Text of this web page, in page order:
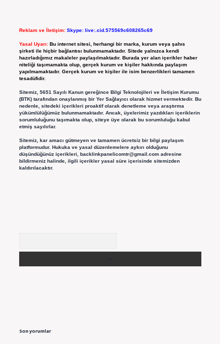
Reklam ve İletişim: Skype: live:.cid.575569c608265c69
Yasal Uyarı: Bu internet sitesi, herhangi bir marka, kurum veya şahıs
şirketi ile hiçbir bağlantısı bulunmamaktadır. Sitede yalnızca kendi
hazırladığımız makaleler paylaşılmaktadır. Burada yer alan içerikler haber
niteliği taşımamakta olup, gerçek kurum ve kişiler hakkında paylaşım
yapılmamaktadır. Gerçek kurum ve kişiler ile isim benzerlikleri tamamen
tesadüfidir.
Sitemiz, 5651 Sayılı Kanun gereğince Bilgi Teknolojileri ve İletişim Kurumu
(BTK) tarafından onaylanmış bir Yer Sağlayıcı olarak hizmet vermektedir. Bu
nedenle, sitedeki içerikleri proaktif olarak denetleme veya araştırma
yükümlülüğümüz bulunmamaktadır. Ancak, üyelerimiz yazdıkları içeriklerin
sorumluluğunu taşımakta olup, siteye üye olarak bu sorumluluğu kabul
etmiş sayılırlar.
Sitemiz, kar amacı gütmeyen ve tamamen ücretsiz bir bilgi paylaşım
platformudur. Hukuka ve yasal düzenlemelere aykırı olduğunu
düşündüğünüz içerikleri, backlinkpanelicomtr@gmail.comadresine
bildirmeniz halinde, ilgili içerikler yasal süre içerisinde sitemizden
kaldırılacaktır.
Son yorumlar